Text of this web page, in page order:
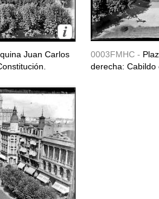
Juan Carlos
0003FMHC -
derecha: Cabildo